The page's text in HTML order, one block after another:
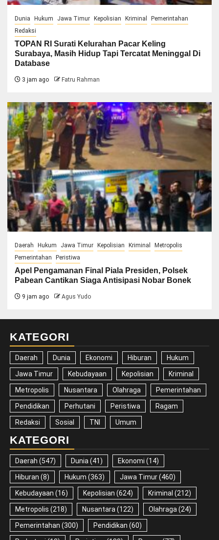
Dunia Hukum Jawa Timur Kepolisian Kriminal
Pemerintahan
Redaksi
TOPAN RI Surati Kelurahan Pacar Keling
Surabaya, ‎Masih Hidup Tapi Tercatat Meninggal Di
Database
3 jam ago Fatru Rahman
Daerah Hukum Jawa Timur Kepolisian Kriminal
Metropolis
Pemerintahan
Peristiwa
Apel Pengamanan Final Piala Presiden, Polsek
Pabean Cantikan Siaga Antisipasi Nobar Bonek
9 jam ago Agus Yudo
KATEGORI
Daerah Dunia Ekonomi Hiburan Hukum
Jawa Timur Kebudayaan Kepolisian Kriminal
Metropolis Nusantara Olahraga Pemerintahan
Pendidikan Perhutani Peristiwa Ragam
Redaksi Sosial TNI Umum
KATEGORI
Daerah (547) Dunia(41) Ekonomi (14)
Hiburan (8) Hukum (363) Jawa Timur(460)
Kebudayaan (16) Kepolisian (624) Kriminal (212)
Metropolis (218) Nusantara(122) Olahraga(24)
Pemerintahan (300) Pendidikan (60)